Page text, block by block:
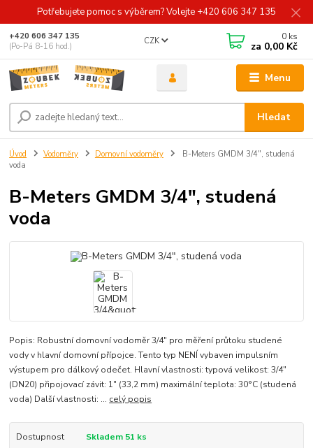
Potřebujete pomoc s výběrem? Volejte +420 606 347 135
Menu
CZK
Hledat
+420 606 347 135
(Po-Pá 8-16 hod.)
0 ks
za 0,00 Kč
Úvod Vodoměry Domovní vodoměry
B-Meters GMDM 3/4", studená
voda
B-Meters GMDM 3/4", studená
voda
Popis: Robustní domovní vodoměr 3/4" pro měření průtoku studené
vody v hlavní domovní přípojce. Tento typ NENÍ vybaven impulsním
výstupem pro dálkový odečet. Hlavní vlastnosti: typová velikost: 3/4"
(DN20) připojovací závit: 1" (33,2 mm) maximální teplota: 30°C (studená
voda) Další vlastnosti: ... celý popis
Dostupnost
Skladem 51 ks